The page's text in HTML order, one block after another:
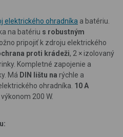
elektrického ohradníka a batériu.
na batériu s robustným
pripojiť k zdroju elektrického
proti krádeži, 2 × izolovaný
Kompletné zapojenie a
Má DIN lištu na rýchle a
ohradníka. 10 A
200 W.